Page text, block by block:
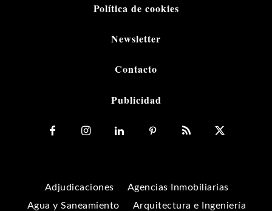
Política de cookies
Newsletter
Contacto
Publicidad
Adjudicaciones
Agencias Inmobiliarias
Agua y Saneamiento
Arquitectura e Ingeniería